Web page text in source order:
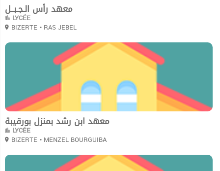
معهد رأس الـجـبــل
LYCÉE
BIZERTE • RAS JEBEL
معهد ابن رشد بمنزل بورقيبة
LYCÉE
BIZERTE • MENZEL BOURGUIBA